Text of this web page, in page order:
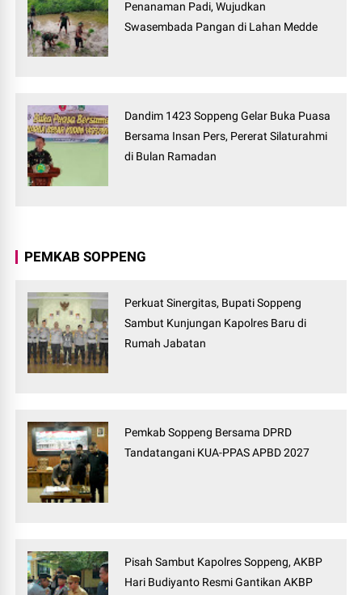
Penanaman Padi, Wujudkan
Swasembada Pangan di Lahan Medde
Dandim 1423 Soppeng Gelar Buka Puasa
Bersama Insan Pers, Pererat Silaturahmi
di Bulan Ramadan
PEMKAB SOPPENG
Perkuat Sinergitas, Bupati Soppeng
Sambut Kunjungan Kapolres Baru di
Rumah Jabatan
Pemkab Soppeng Bersama DPRD
Tandatangani KUA-PPAS APBD 2027
Pisah Sambut Kapolres Soppeng, AKBP
Hari Budiyanto Resmi Gantikan AKBP